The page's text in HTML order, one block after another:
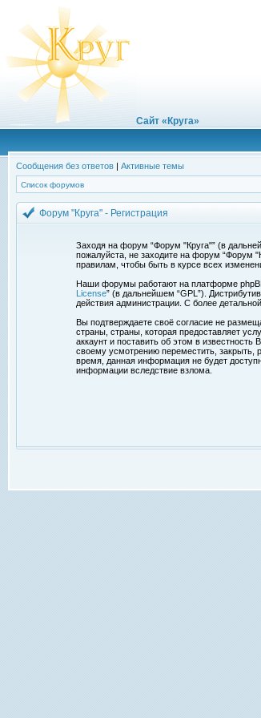
Сайт «Круга»
Сообщения без ответов | Активные темы
Список форумов
Форум "Круга" - Регистрация
Заходя на форум “Форум "Круга"” (в
пожалуйста, не заходите на форум “Форум
правилам, чтобы быть в курсе всех
Наши форумы работают на платформе phpBB
License” (в дальнейшем “GPL”).
действия администрации. С более
Вы подтверждаете своё согласие не
страны, страны, которая предоставляет
аккаунт и поставить об этом в
своему усмотрению переместить, закрыть,
время, данная информация не будет
информации вследствие взлома.